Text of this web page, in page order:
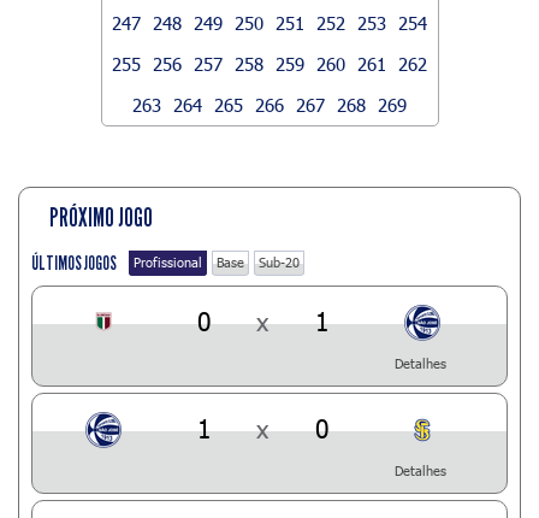
247
248 249 250 251 252 253
254
255
256 257 258 259 260 261
262
263
264 265 266 267 268 269
PRÓXIMO JOGO
ÚLTIMOS JOGOS Profissional Base Sub-20
0 x 1
Detalhes
1 x 0
Detalhes